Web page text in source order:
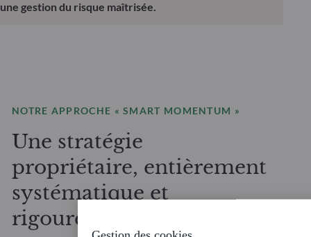
une gestion du risque maîtrisée.
NOTRE APPROCHE « SMART MOMENTUM »
Une stratégie
propriétaire, entièrement
systématique et
rigoureusement maîtrisée